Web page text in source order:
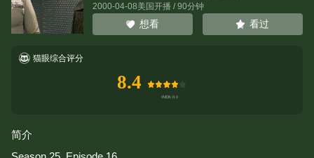
2000-04-08美国开播 / 90分钟
想看 看过
猫眼综合评分
8.4
简介